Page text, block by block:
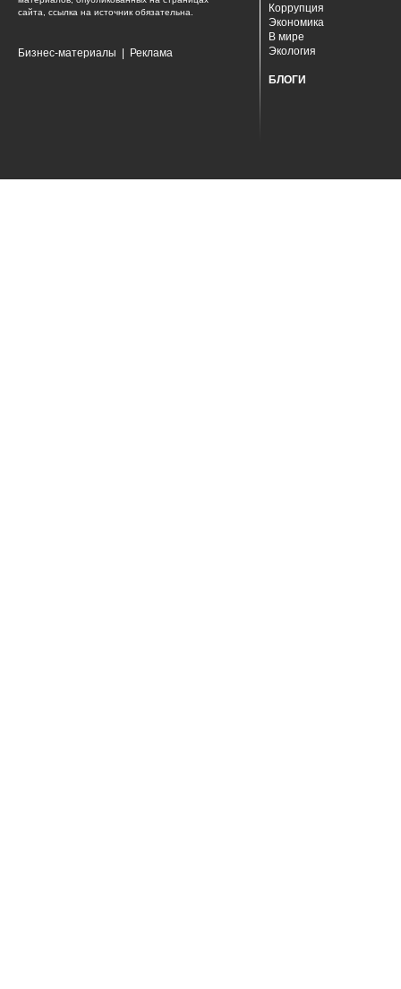
сайта, ссылка на источник обязательна.
Бизнес-материалы Реклама
Коррупция
Экономика
В мире
Экология
БЛОГИ